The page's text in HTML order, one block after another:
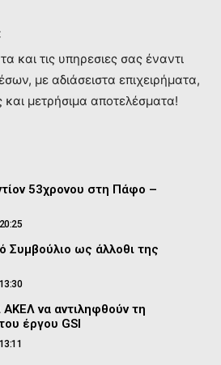
και τις υπηρεσιες σας έναντι
με αδιάσειστα επιχειρήματα,
και μετρήσιμα αποτελέσματα!
53χρονου στη Πάφο –
Συμβούλιο ως άλλοθι της
να αντιληφθούν τη
έργου GSI